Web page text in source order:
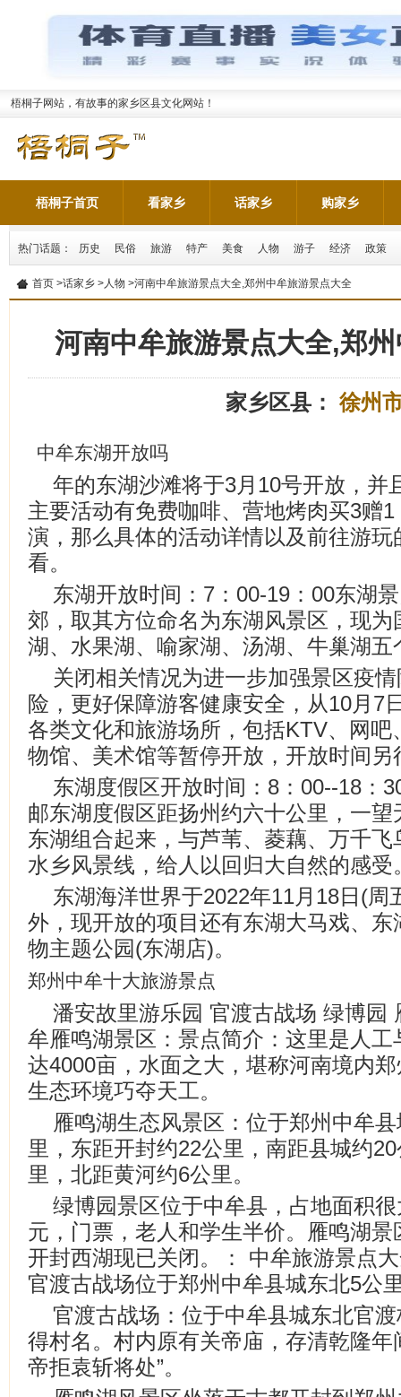
梧桐子网站，有故事的家乡区县文化网站！
梧桐子首页 看家乡 话家乡 购家乡
热门话题： 历史 民俗 旅游 特产 美食 人物 游子 经济 政策
首页 >话家乡 >人物 >河南中牟旅游景点大全,郑州中牟旅游景点大全
河南中牟旅游景点大全,郑
家乡区县： 徐州
中牟东湖开放吗
年的东湖沙滩将于3月10号开放，并
主要活动有免费咖啡、营地烤肉买3赠
演，那么具体的活动详情以及前往游
看。
东湖开放时间：7：00-19：00东湖
郊，取其方位命名为东湖风景区，现
湖、水果湖、喻家湖、汤湖、牛巢湖五
关闭相关情况为进一步加强景区疫
险，更好保障游客健康安全，从10月7
各类文化和旅游场所，包括KTV、网
物馆、美术馆等暂停开放，开放时间另
东湖度假区开放时间：8：00--18：
邮东湖度假区距扬州约六十公里，一
东湖组合起来，与芦苇、菱藕、万千
水乡风景线，给人以回归大自然的感受
东湖海洋世界于2022年11月18日(周
外，现开放的项目还有东湖大马戏、
物主题公园(东湖店)。
郑州中牟十大旅游景点
潘安故里游乐园 官渡古战场 绿博园
牟雁鸣湖景区：景点简介：这里是人
达4000亩，水面之大，堪称河南境内
生态环境巧夺天工。
雁鸣湖生态风景区：位于郑州中牟
里，东距开封约22公里，南距县城约
里，北距黄河约6公里。
绿博园景区位于中牟县，占地面积
元，门票，老人和学生半价。雁鸣湖
开封西湖现已关闭。： 中牟旅游景点
官渡古战场位于郑州中牟县城东北5公
官渡古战场：位于中牟县城东北官
得村名。村内原有关帝庙，存清乾隆年
帝拒袁斩将处”。